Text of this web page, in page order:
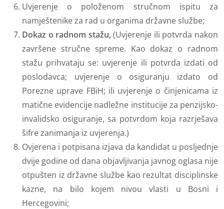
Uvjerenje o položenom stručnom ispitu za
namještenike za rad u organima državne službe;
Dokaz o radnom stažu,(Uvjerenje ili potvrda nakon
završene stručne spreme. Kao dokaz o radnom
stažu prihvataju se: uvjerenje ili potvrda izdati od
poslodavca; uvjerenje o osiguranju izdato od
Porezne uprave FBiH; ili uvjerenje o činjenicama iz
matične evidencije nadležne institucije za penzijsko-
invalidsko osiguranje, sa potvrdom koja razrješava
šifre zanimanja iz uvjerenja.)
Ovjerena i potpisana izjava da kandidat u posljednje
dvije godine od dana objavljivanja javnog oglasa nije
otpušten iz državne službe kao rezultat disciplinske
kazne, na bilo kojem nivou vlasti u Bosni i
Hercegovini;